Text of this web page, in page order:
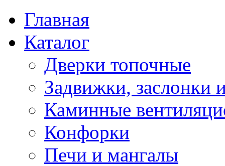
Главная
Каталог
Дверки топочные
Задвижки, заслонки
Каминные
Конфорки
Печи и мангалы